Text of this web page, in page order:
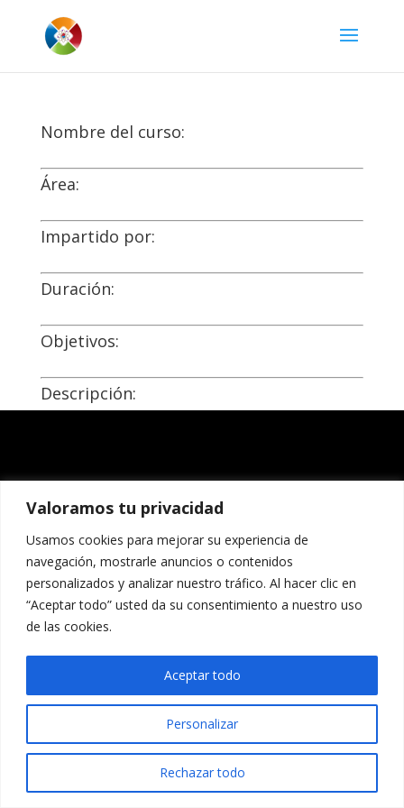
Valoramos tu privacidad
Usamos cookies para mejorar su experiencia de
navegación, mostrarle anuncios o contenidos
personalizados y analizar nuestro tráfico. Al hacer clic en
“Aceptar todo” usted da su consentimiento a nuestro uso
de las cookies.
Personalizar
Rechazar todo
Aceptar todo
Nombre del curso:
Área:
Impartido por:
Duración:
Objetivos:
Descripción: